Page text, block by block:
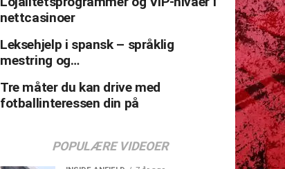
nettcasinoer
Leksehjelp i spansk – språklig
mestring og…
Tre måter du kan drive med
fotballinteressen din på
POPULÆRE VIDEOER